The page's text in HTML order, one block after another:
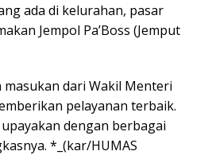
ada di kelurahan, pasar
Jempol Pa’Boss (Jemput
dari Wakil Menteri
pelayanan terbaik.
dengan berbagai
*_(kar/HUMAS